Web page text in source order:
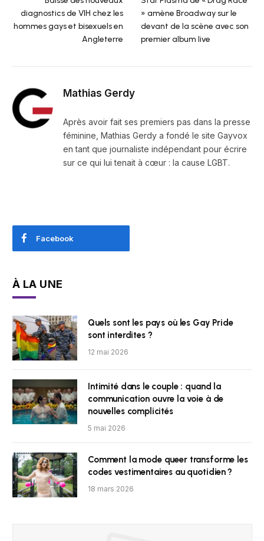
diagnostics de VIH chez les
hommes gays et bisexuels en
Angleterre
» amène Broadway sur le
devant de la scène avec son
premier album live
Mathias Gerdy
Après avoir fait ses premiers pas dans la presse
féminine, Mathias Gerdy a fondé le site Gayvox
en tant que journaliste indépendant pour écrire
sur ce qui lui tenait à cœur : la cause LGBT.
Facebook
À LA UNE
Quels sont les pays où les Gay Pride
sont interdites ?
12 mai 2026
Intimité dans le couple : quand la
communication ouvre la voie à de
nouvelles complicités
5 mai 2026
Comment la mode queer transforme les
codes vestimentaires au quotidien ?
18 mars 2026